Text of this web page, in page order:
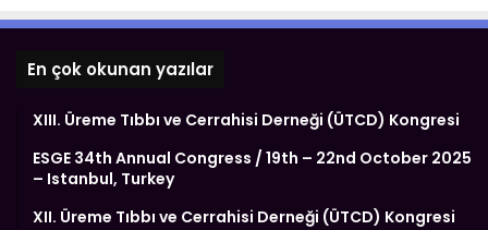
En çok okunan yazılar
XIII. Üreme Tıbbı ve Cerrahisi Derneği (ÜTCD) Kongresi
ESGE 34th Annual Congress / 19th – 22nd October 2025
– Istanbul, Turkey
XII. Üreme Tıbbı ve Cerrahisi Derneği (ÜTCD) Kongresi